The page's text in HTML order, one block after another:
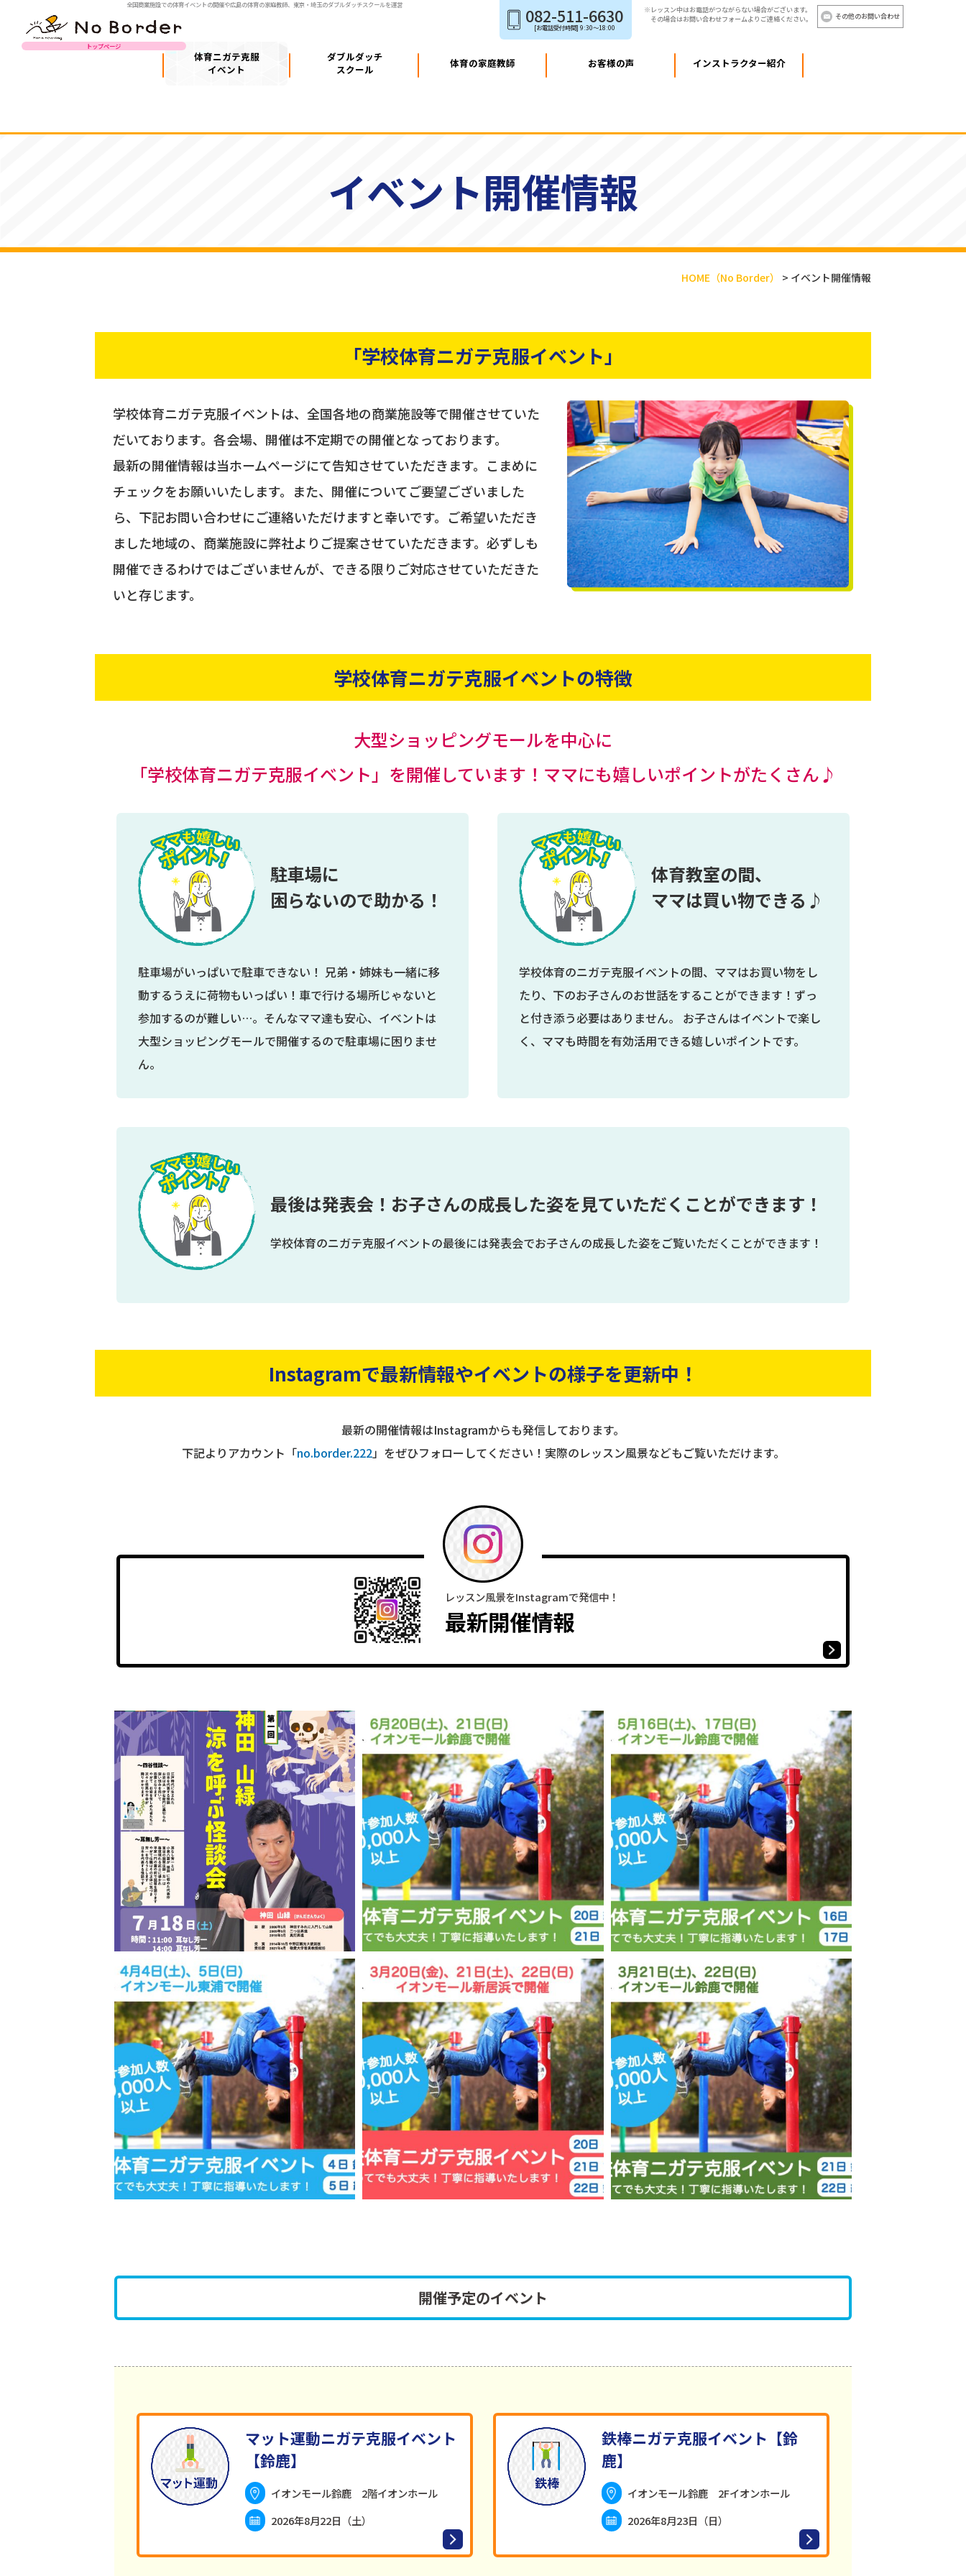
全国商業施設での体育イベントの開催や広島の体育の家庭教師、東京・埼玉のダブルダッチスクールを運営
トップページ
体育ニガテ克服
イベント
ダブルダッチ
スクール
体育の家庭教師 お客様の声 インストラクター紹介
082-511-6630
[お電話受付時間] 9:30～18:00
レッスン中はお電話がつながらない場合がございます。
その場合はお問い合わせフォームよりご連絡ください。
その他のお問い合わせ
イベント開催情報
HOME （No Border） > イベント開催情報
「学校体育ニガテ克服イベント」
学校体育ニガテ克服イベントは、全国各地の商業施設等で開催させていた
だいております。各会場、開催は不定期での開催となっております。
最新の開催情報は当ホームページにて告知させていただきます。こまめに
チェックをお願いいたします。また、開催についてご要望ございました
ら、下記お問い合わせにご連絡いただけますと幸いです。ご希望いただき
ました地域の、商業施設に弊社よりご提案させていただきます。必ずしも
開催できるわけではございませんが、できる限りご対応させていただきた
いと存じます。
学校体育ニガテ克服イベントの特徴
大型ショッピングモールを中心に
「学校体育ニガテ克服イベント」を開催しています！ママにも嬉しいポイントがたくさん♪
駐車場に
困らないので助かる！
駐車場がいっぱいで駐車できない！ 兄弟・姉妹も一緒に移
動するうえに荷物もいっぱい！車で行ける場所じゃないと
参加するのが難しい…。そんなママ達も安心、イベントは
大型ショッピングモールで開催するので駐車場に困りませ
ん。
体育教室の間、
ママは買い物できる♪
学校体育のニガテ克服イベントの間、ママはお買い物をし
たり、下のお子さんのお世話をすることができます！ずっ
と付き添う必要はありません。 お子さんはイベントで楽し
く、ママも時間を有効活用できる嬉しいポイントです。
最後は発表会！ お子さんの成長した姿を見ていただくことができます！
学校体育のニガテ克服イベントの最後には発表会でお子さんの成長した姿をご覧いただくことができます！
Instagramで最新情報やイベントの様子を更新中！
最新の開催情報はInstagramからも発信しております。
下記よりアカウント「no.border.222」をぜひフォローしてください！実際のレッスン風景などもご覧いただけます。
レッスン風景をInstagramで発信中！
最新開催情報
開催予定のイベント
マット運動ニガテ克服イベント
【鈴鹿】
イオンモール鈴鹿 2階イオンホール
2026年8月22日（土）
鉄棒ニガテ克服イベント【鈴
鹿】
イオンモール鈴鹿 2Fイオンホール
2026年8月23日（日）